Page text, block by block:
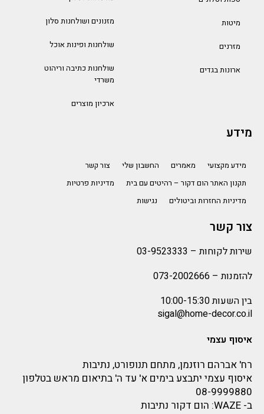
מיטות
מזרנים
ארונות בגדים
מזנונים ושולחנות סלון
שולחנות ופינות אוכל
שולחנות כתיבה וריהוט
משרדי
ארכיון מוצרים
מידע
מידע מקצועי מאמרים החשבון שלי
צור קשר
תקנון האתר הום דקור – רהיטים עם בית
מדיניות פרטיות
מדיניות החזרות וביטולים
נגישות
צור קשר
שירות לקוחות – 03-9523333
להזמנות – 073-2002666
בין השעות 10:00-15:30
sigal@home-decor.co.il
איסוף עצמי
רח' אברהם רוזנמן, מתחם תנופורט, נתיבות
איסוף עצמי יתבצע בימים א' עד ה' בתיאום מראש בטלפון
08-9999880
ב- WAZE: הום דקור נתיבות